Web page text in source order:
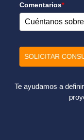
Comentarios*
SOLICITAR
Te ayudamos a